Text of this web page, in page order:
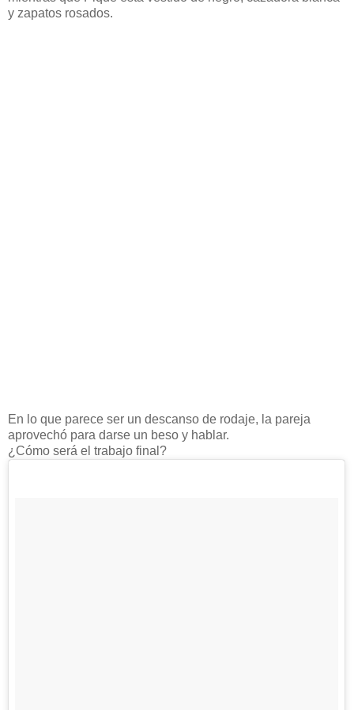
y zapatos rosados.
En lo que parece ser un descanso de rodaje, la pareja
aprovechó para darse un beso y hablar.
¿Cómo será el trabajo final?